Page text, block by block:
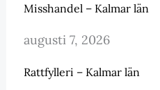
Misshandel – Kalmar län
augusti 7, 2026
Rattfylleri – Kalmar län